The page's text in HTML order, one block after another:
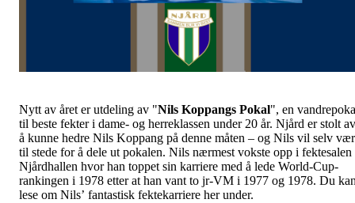
Nytt av året er utdeling av "Nils Koppangs Pokal", en
til beste fekter i dame- og herreklassen under 20 år. Njård er stolt av
å kunne hedre Nils Koppang på denne måten – og Nils vil selv
til stede for å dele ut pokalen. Nils nærmest vokste opp i fektesalen
Njårdhallen hvor han toppet sin karriere med å lede World-Cup-
rankingen i 1978 etter at han vant to jr-VM i 1977 og 1978. Du
lese om Nils’ fantastisk fektekarriere her under.